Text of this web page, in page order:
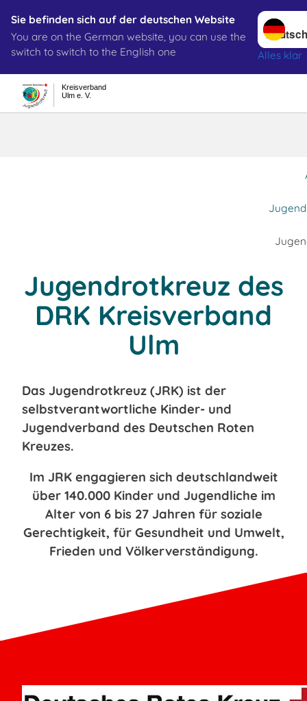
Sie befinden sich auf der deutschen Website
You are on the German website, you can use the
switch to switch to the English one
Sprache
Alles klar
Ulm e. V.
Kreisverband
Jugendrotkreuz des
DRK Kreisverband
Ulm
Das Jugendrotkreuz (JRK) ist der
selbstverantwortliche Kinder- und
Jugendverband des Deutschen Roten
Kreuzes.
Im JRK engagieren sich deutschlandweit
über 140.000 Kinder und Jugendliche im
Alter von 6 bis 27 Jahren für soziale
Gerechtigkeit, für Gesundheit und Umwelt,
Frieden und Völkerverständigung.